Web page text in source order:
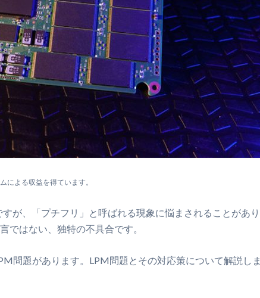
による収益を得ています。
すが、「プチフリ」と呼ばれる現象に悩まされることがあり
ではない、独特の不具合です。
問題があります。LPM問題とその対応策について解説しま